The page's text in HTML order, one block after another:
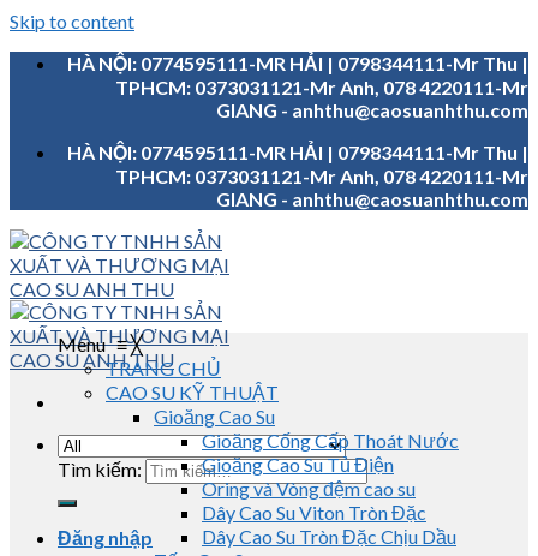
Skip to content
HÀ NỘI: 0774595111-MR HẢI | 0798344111-Mr Thu |
TPHCM: 0373031121-Mr Anh, 078 4220111-Mr
GIANG - anhthu@caosuanhthu.com
HÀ NỘI: 0774595111-MR HẢI | 0798344111-Mr Thu |
TPHCM: 0373031121-Mr Anh, 078 4220111-Mr
GIANG - anhthu@caosuanhthu.com
Tìm kiếm:
Đăng nhập
Menu≡╳
TRANG CHỦ
CAO SU KỸ THUẬT
Gioăng Cao Su
Gioăng Cống Cấp Thoát Nước
Gioăng Cao Su Tủ Điện
Oring và Vòng đệm cao su
Dây Cao Su Viton Tròn Đặc
Dây Cao Su Tròn Đặc Chịu Dầu